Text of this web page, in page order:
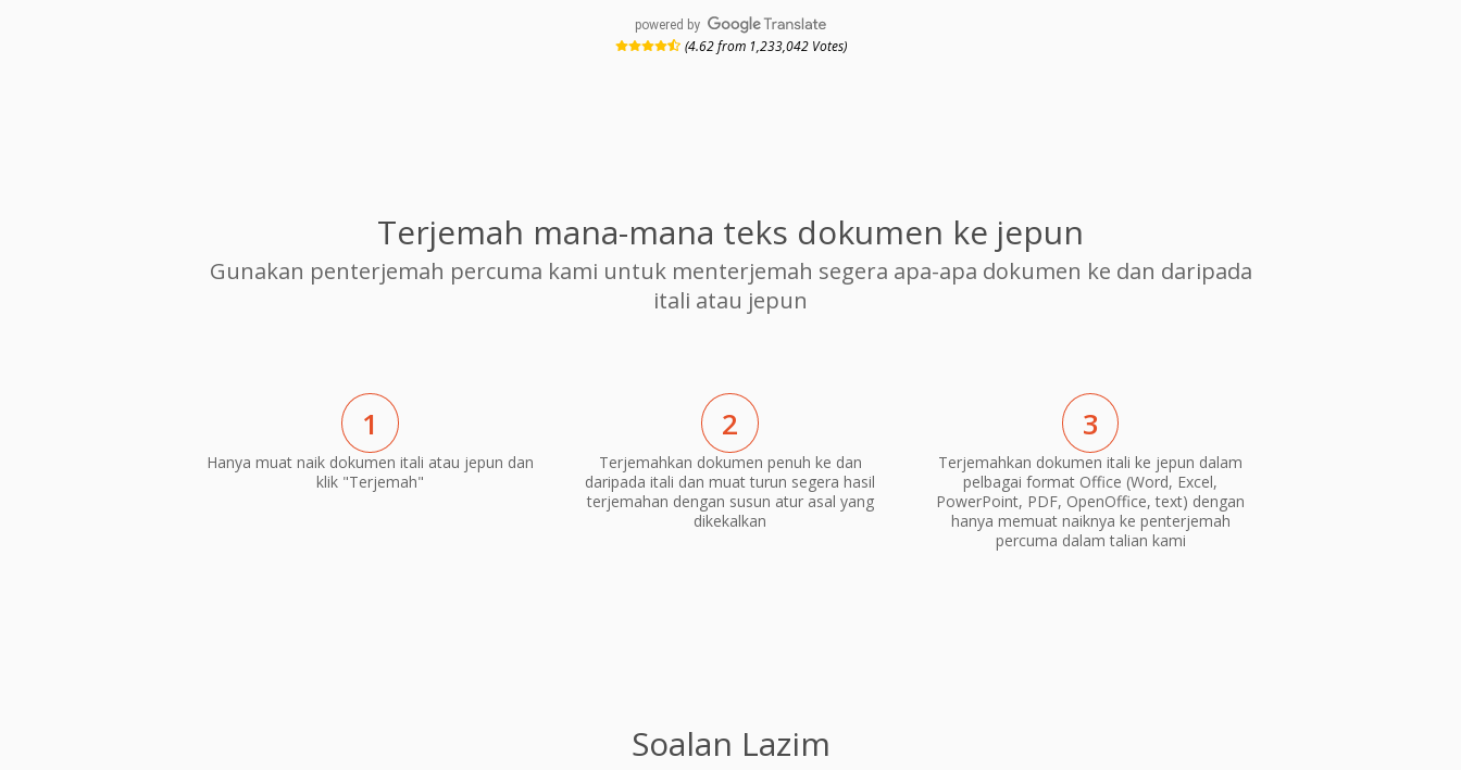
powered by
(4.62 from 1,233,042 Votes)
Terjemah mana-mana teks dokumen ke jepun
Gunakan penterjemah percuma kami untuk menterjemah segera apa-apa dokumen ke dan daripada
itali atau jepun
1
Hanya muat naik dokumen itali atau jepun dan
klik "Terjemah"
2
Terjemahkan dokumen penuh ke dan
daripada itali dan muat turun segera hasil
terjemahan dengan susun atur asal yang
dikekalkan
3
Terjemahkan dokumen itali ke jepun dalam
pelbagai format Office (Word, Excel,
PowerPoint, PDF, OpenOffice, text) dengan
hanya memuat naiknya ke penterjemah
percuma dalam talian kami
Soalan Lazim